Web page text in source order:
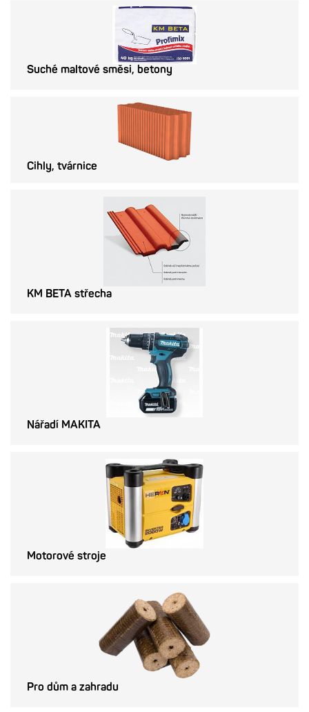
Suché maltové směsi, betony
Cihly, tvárnice
KM BETA střecha
Nářadí MAKITA
Motorové stroje
Pro dům a zahradu